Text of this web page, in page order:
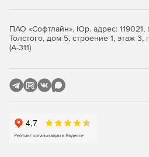
только тогда, когда
область в браузере.
Закрепленные объекты
действия.
Панорамные фоторегуляторы
ПАО «Софтлайн». Юр. адрес: 119021,
Толстого, дом 5, строение 1, этаж
(А-311)